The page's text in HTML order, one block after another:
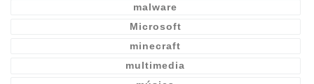
malware
Microsoft
minecraft
multimedia